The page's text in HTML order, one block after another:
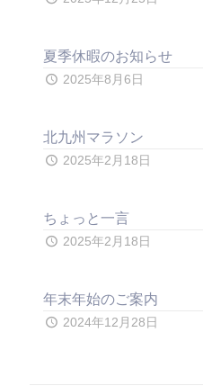
夏季休暇のお知らせ
2025年8月6日
北九州マラソン
2025年2月18日
ちょっと一言
2025年2月18日
年末年始のご案内
2024年12月28日